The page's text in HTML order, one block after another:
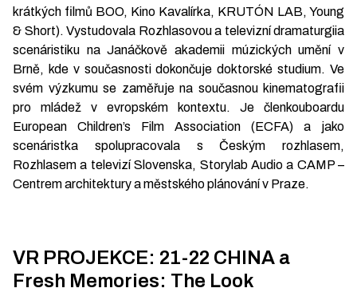
krátkých filmů BOO, Kino Kavalírka, KRUTÓN LAB, Young
& Short). Vystudovala Rozhlasovou a televizní dramaturgiia
scenáristiku na Janáčkově akademii múzických umění v
Brně, kde v současnosti dokončuje doktorské studium. Ve
svém výzkumu se zaměřuje na současnou kinematografii
pro mládež v evropském kontextu. Je členkouboardu
European Children’s Film Association (ECFA) a jako
scenáristka spolupracovala s Českým rozhlasem,
Rozhlasem a televizí Slovenska, Storylab Audio a CAMP –
Centrem architektury a městského plánování v Praze.
VR PROJEKCE: 21-22 CHINA a
Fresh Memories: The Look